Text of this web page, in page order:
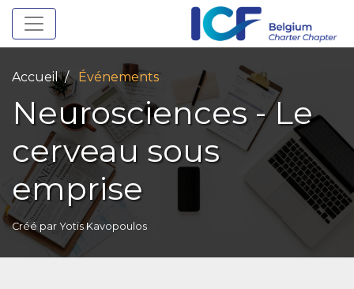
Toggle navigation
Accueil Événements
Neurosciences - Le
cerveau sous
emprise
Créé par Yotis Kavopoulos